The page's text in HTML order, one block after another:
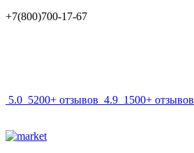
+7(800)700-17-67
5.0 5200+ отзывов 4.9 1500+ отзывов